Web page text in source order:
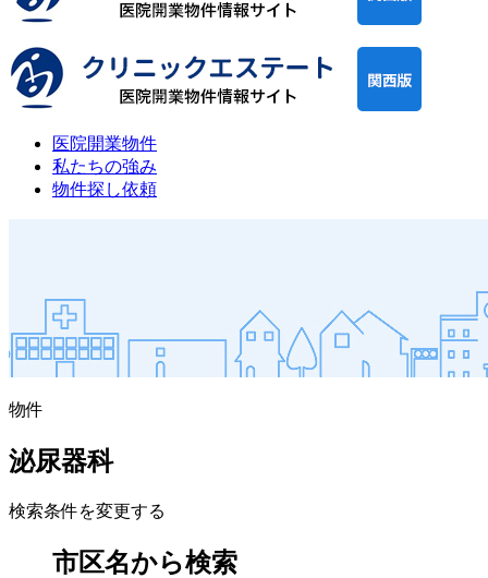
医院開業物件
私たちの強み
物件探し依頼
物件
泌尿器科
検索条件を変更する
市区名から検索